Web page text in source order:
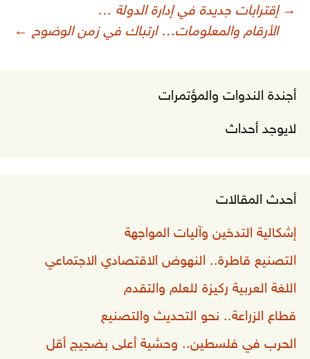
تصفّح
المقالات
→ إقترابات جديدة في إدارة الدولة …
الأرقام والمعلومات… ارتباك في زمن الوضوح ←
أجندة الندوات والمؤتمرات
لايوجد أحداث
أحدث المقالات
إشكالية التدخين وآليات المواجهة
التصنيع قاطرة.. النهوض الاقتصادي الاجتماعي
اللغة العربية ركيزة للعلم والتقدم
قطاع الزراعة.. نحو التحديث والتصنيع
الحرب في فلسطين.. وحشية أعلى بضجيج أقل